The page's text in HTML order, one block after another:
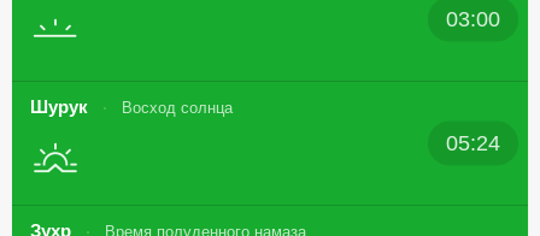
03:00
Шурук Восход солнца
05:24
Зухр Время полуденного намаза